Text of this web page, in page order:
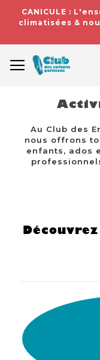
CANICULE :
climatisées &
Au Club des
nous offrons
enfants, ados